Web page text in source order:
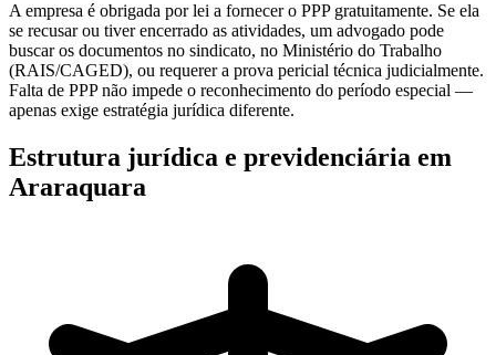
A empresa é obrigada por lei a fornecer o PPP gratuitamente. Se ela
se recusar ou tiver encerrado as atividades, um advogado pode
buscar os documentos no sindicato, no Ministério do Trabalho
(RAIS/CAGED), ou requerer a prova pericial técnica judicialmente.
Falta de PPP não impede o reconhecimento do período especial —
apenas exige estratégia jurídica diferente.
Estrutura jurídica e previdenciária em
Araraquara